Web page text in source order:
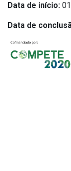
Data de início:
Data de